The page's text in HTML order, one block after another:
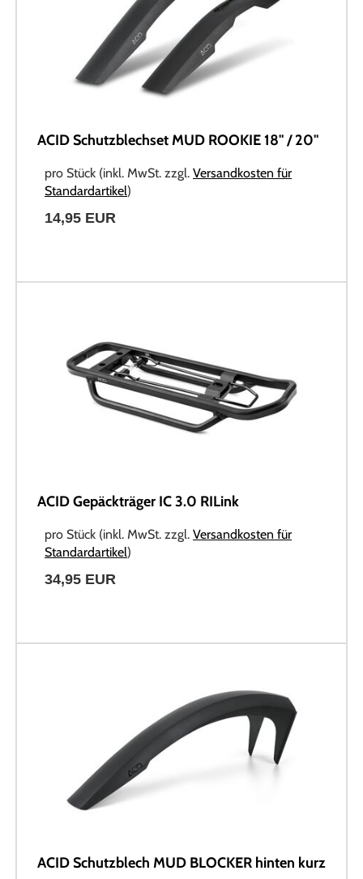
ACID Schutzblechset MUD ROOKIE 18" / 20"
pro Stück (inkl. MwSt. zzgl. Versandkosten für
Standardartikel)
14,95 EUR
ACID Gepäckträger IC 3.0 RILink
pro Stück (inkl. MwSt. zzgl. Versandkosten für
Standardartikel)
34,95 EUR
ACID Schutzblech MUD BLOCKER hinten kurz